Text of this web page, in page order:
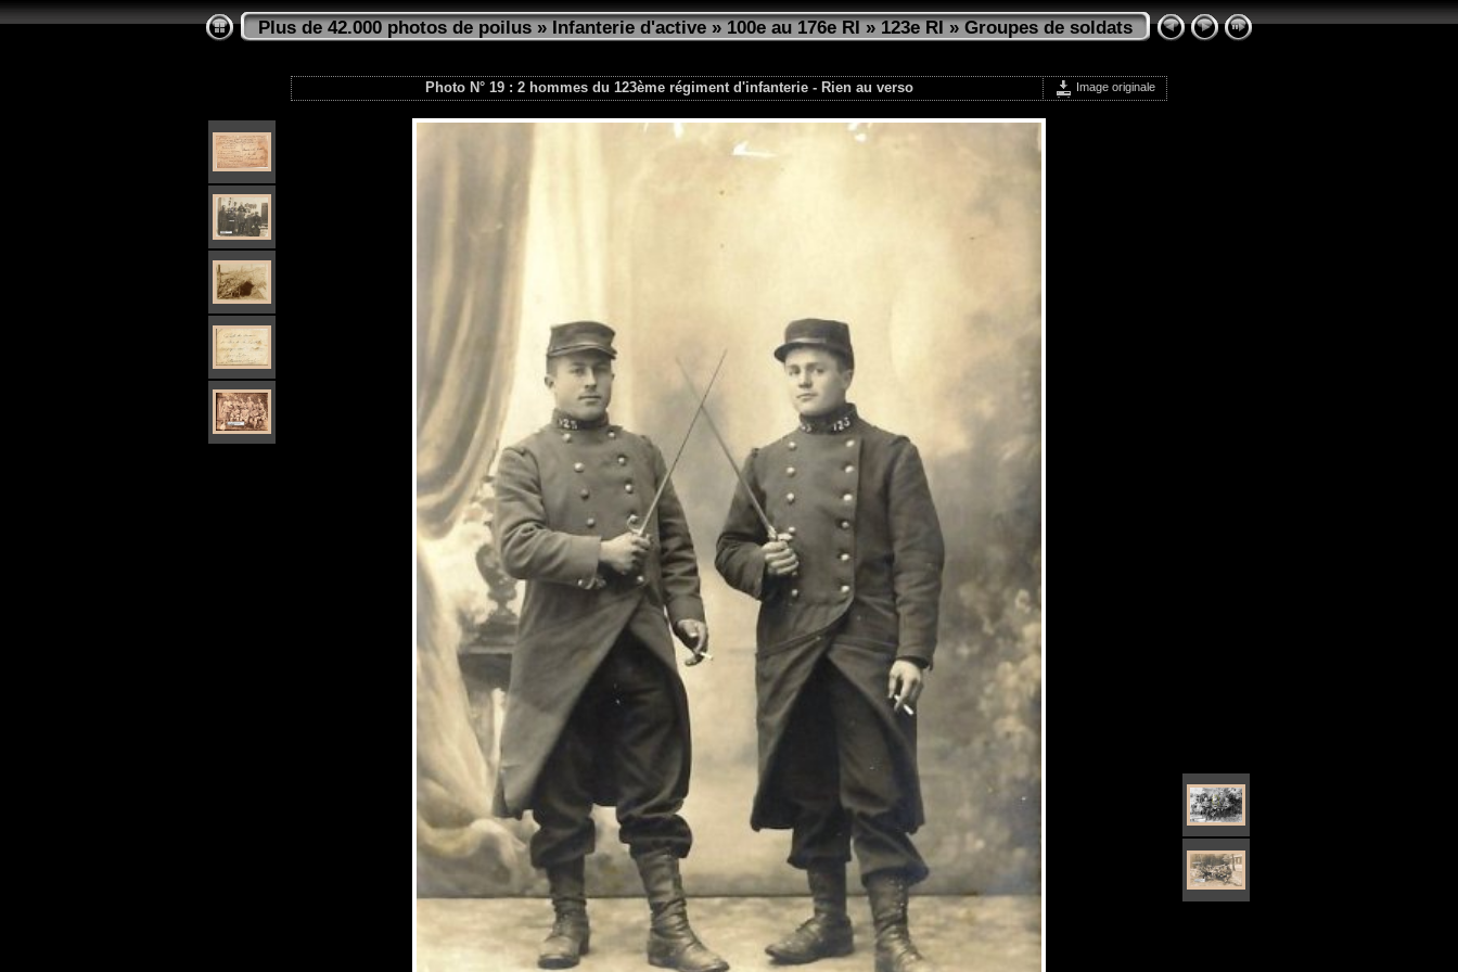
Plus de 42.000 photos de poilus»Infanterie d'active»100e au 176e RI»123e RI»Groupes de soldats
Photo N° 19 : 2 hommes du 123ème régiment d'infanterie - Rien au verso Image originale